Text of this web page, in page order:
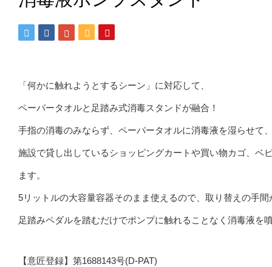
「何かに触れようとするシーン」に対応して、
ペーパータオルと足踏み式消毒スタンドが融合！
手指の消毒のみならず、ペーパータオルに消毒液を湿らせて
施設で貸し出しているショッピングカートや買い物カゴ、ベ
ます。
5リットルの大容量容器そのまま使えるので、取り替えの手
足踏みペダルを踏むだけでポンプに触れることなく消毒液を
【意匠登録】第1688143号(D-PAT)